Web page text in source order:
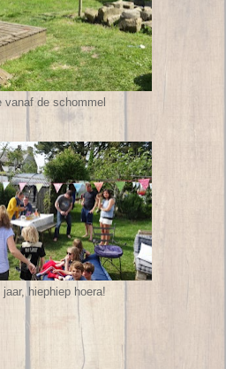
vanaf de schommel
hiephiep hoera!